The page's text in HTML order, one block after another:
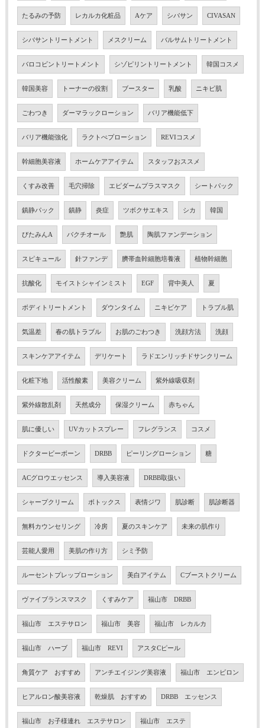
たるみの予防 レカルカ化粧品 Aケア シバサン CIVASAN
シバサントリートメント メスクリーム バルサムトリートメント
バロコビントリートメント シゾピリントリートメント 韓国コスメ
韓国美容 トーナーの役割 ブースター 乳酸 ニキビ肌
ごわつき ダーマラックローション バリア機能低下
バリア機能強化 ラクトぺプローション REVIコスメ
幹細胞美容液 ホームケアアイテム スタッフおススメ
くすみ改善 毛穴掃除 エピダームプラスマスク シートパック
鎮静パック 鎮静 炎症 ツボクサエキス シカ 韓国
びたみんA バクチオール 艶肌 陶肌ファンデーション
スピキュール 針ファンデ 臍帯血幹細胞培養液 植物幹細胞
抗酸化 モイストシャインミスト EGF 背中美人 夏
ボディトリートメント ダウンタイム ニキビケア トラブル肌
気温差 春の肌トラブル お肌のごわつき 洗顔方法 洗顔
スキンケアアイテム デリケート ラドエンリッチドサンクリーム
化粧下地 活性酸素 美容クリーム 紫外線吸収剤
紫外線散乱剤 天然成分 保湿クリーム 赤ちゃん
肌に優しい UVカットスプレー フレグランス コスメ
ドクタービーボーン DRBB ピーリングローション 糖
ACグロウエッセンス 導入美容液 DRBB取扱い
シャープクリーム ボトックス 表情ジワ 肌診断 肌診断器
無料カウンセリング 冷房 夏のスキンケア 未来の肌作り
芸能人愛用 美肌の作り方 シミ予防
ルーセントプレップローション 美白アイテム Cブーストクリーム
ヴァイブランスマスク くすみケア 福山市 DRBB
福山市 エステサロン 福山市 美容 福山市 レカルカ
福山市 ハーブ 福山市 REVI アスタCピール
角質ケア おすすめ アンチエイジング美容液 福山市 エンビロン
ヒアルロン酸美容液 乾燥肌 おすすめ DRBB エッセンス
福山市 お子様連れ エステサロン 福山市 エステ